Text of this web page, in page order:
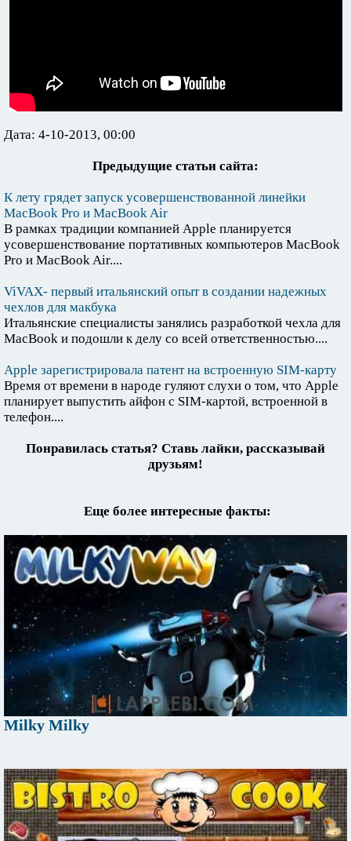
Дата: 4-10-2013, 00:00
Предыдущие статьи сайта:
К лету грядет запуск усовершенствованной линейки
MacBook Pro и MacBook Air
В рамках традиции компанией Apple планируется
усовершенствование портативных компьютеров MacBook
Pro и MacBook Air....
ViVAX- первый итальянский опыт в создании надежных
чехлов для макбука
Итальянские специалисты занялись разработкой чехла для
MacBook и подошли к делу со всей ответственностью....
Apple зарегистрировала патент на встроенную SIM-карту
Время от времени в народе гуляют слухи о том, что Apple
планирует выпустить айфон с SIM-картой, встроенной в
телефон....
Понравилась статья? Ставь лайки, рассказывай
друзьям!
Еще более интересные факты:
Milky Milky